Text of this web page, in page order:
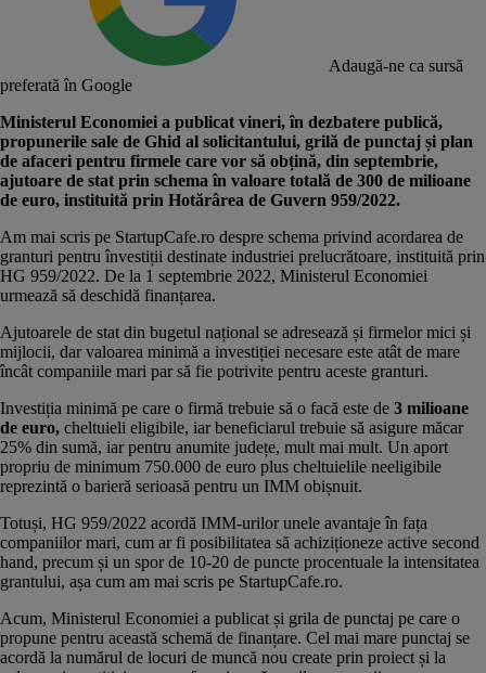
Adaugă-ne ca sursă
preferată în Google
Ministerul Economiei a publicat vineri, în dezbatere publică,
propunerile sale de Ghid al solicitantului, grilă de punctaj și plan
de afaceri pentru firmele care vor să obțină, din septembrie,
ajutoare de stat prin schema în valoare totală de 300 de milioane
de euro, instituită prin Hotărârea de Guvern 959/2022.
Am mai scris pe StartupCafe.ro despre schema privind acordarea de
granturi pentru învestiții destinate industriei prelucrătoare, instituită prin
HG 959/2022. De la 1 septembrie 2022, Ministerul Economiei
urmează să deschidă finanțarea.
Ajutoarele de stat din bugetul național se adresează și firmelor mici și
mijlocii, dar valoarea minimă a investiției necesare este atât de mare
încât companiile mari par să fie potrivite pentru aceste granturi.
Investiția minimă pe care o firmă trebuie să o facă este de 3 milioane
de euro, cheltuieli eligibile, iar beneficiarul trebuie să asigure măcar
25% din sumă, iar pentru anumite județe, mult mai mult. Un aport
propriu de minimum 750.000 de euro plus cheltuielile neeligibile
reprezintă o barieră serioasă pentru un IMM obișnuit.
Totuși, HG 959/2022 acordă IMM-urilor unele avantaje în fața
companiilor mari, cum ar fi posibilitatea să achiziționeze active second
hand, precum și un spor de 10-20 de puncte procentuale la intensitatea
grantului, așa cum am mai scris pe StartupCafe.ro.
Acum, Ministerul Economiei a publicat și grila de punctaj pe care o
propune pentru această schemă de finanțare. Cel mai mare punctaj se
acordă la numărul de locuri de muncă nou create prin proiect și la